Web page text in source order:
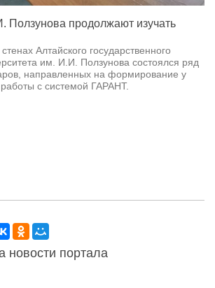
Ползунова продолжают изучать
Алтайского государственного
им. И.И. Ползунова состоялся ряд
направленных на формирование у
с системой ГАРАНТ.
новости портала